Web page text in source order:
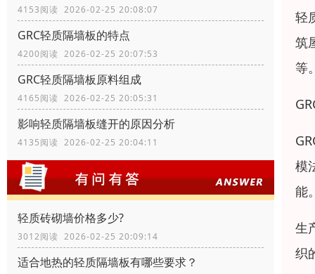
4153阅读 2026-02-25 20:08:07
GRC轻质隔墙板的特点
4200阅读 2026-02-25 20:07:53
GRC轻质隔墙板原料组成
4165阅读 2026-02-25 20:05:31
影响轻质隔墙板缝开的原因分析
4135阅读 2026-02-25 20:04:11
轻质砖砌墙价格多少?
3012阅读 2026-02-25 20:09:14
适合地热的轻质隔墙板有哪些要求？
轻
筑
等
模
能
生
织